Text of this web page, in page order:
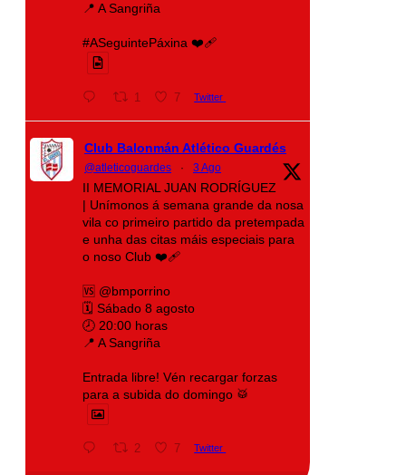
📍 A Sangriña
#ASeguintePáxina ❤️‍🩹
1 7 Twitter
Club Balonmán Atlético Guardés
@atleticoguardes · 3 Ago
II MEMORIAL JUAN RODRÍGUEZ
| Unímonos á semana grande da nosa
vila co primeiro partido da pretempada
e unha das citas máis especiais para
o noso Club ❤️‍🩹
🆚 @bmporrino
🗓️ Sábado 8 agosto
🕗 20:00 horas
📍 A Sangriña
Entrada libre! Vén recargar forzas
para a subida do domingo 🥁
2 7 Twitter